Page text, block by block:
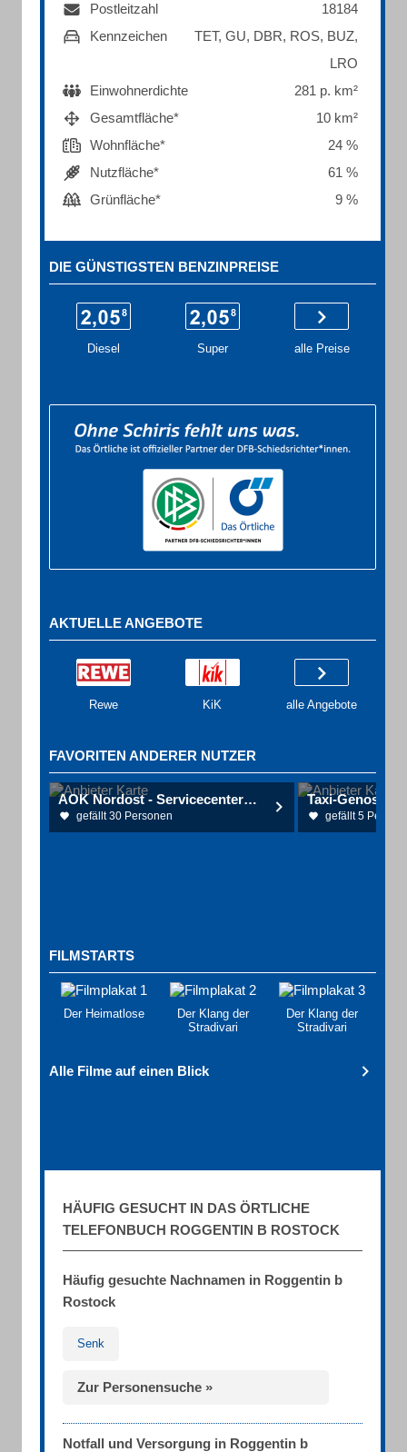
Postleitzahl
18184
Kennzeichen
TET, GU, DBR, ROS, BUZ,
LRO
Einwohnerdichte
281 p. km²
Gesamtfläche*
10 km²
Wohnfläche*
24 %
Nutzfläche*
61 %
Grünfläche*
9 %
DIE GÜNSTIGSTEN BENZINPREISE
Diesel Super alle Preise
AKTUELLE ANGEBOTE
Rewe KiK alle Angebote
FAVORITEN ANDERER NUTZER
AOK Nordost - Servicecenter Rostock
gefällt 30 Personen gefällt 5
FILMSTARTS
Der Heimatlose
Der Klang der
Stradivari
Der Klang der
Stradivari
Alle Filme auf einen Blick
HÄUFIG GESUCHT IN DAS ÖRTLICHE
TELEFONBUCH ROGGENTIN B ROSTOCK
Häufig gesuchte Nachnamen in Roggentin b
Rostock
Senk
Zur Personensuche »
Notfall und Versorgung in Roggentin b